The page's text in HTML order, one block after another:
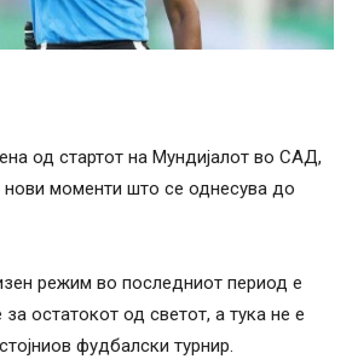
од стартот на Мундијалот во САД,
моменти што се однесува до
режим во последниот период е
остатокот од светот, а тука не е
фудбалски турнир.